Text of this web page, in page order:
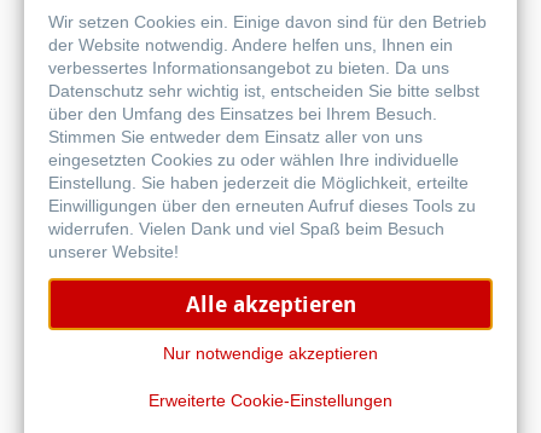
iPF8400 Mediapkg
iPF9400 Mediapkg
New
GP-2600S Mediapkg
GP-4600S Mediapkg
GP-6600S Mediapkg
iPF Pro-1100
Mediapkg
iPF Pro-2600
Mediapkg
iPF Pro-4600
iPF Pro-6600
SC-P20500
Wir setzen Cookies ein. Einige davon sind für den Betrieb
der Website notwendig. Andere helfen uns, Ihnen ein
verbessertes Informationsangebot zu bieten. Da uns
Datenschutz sehr wichtig ist, entscheiden Sie bitte selbst
über den Umfang des Einsatzes bei Ihrem Besuch.
Stimmen Sie entweder dem Einsatz aller von uns
eingesetzten Cookies zu oder wählen Ihre individuelle
Einstellung. Sie haben jederzeit die Möglichkeit, erteilte
Einwilligungen über den erneuten Aufruf dieses Tools zu
widerrufen. Vielen Dank und viel Spaß beim Besuch
unserer Website!
Alle akzeptieren
Nur notwendige akzeptieren
Erweiterte Cookie-Einstellungen